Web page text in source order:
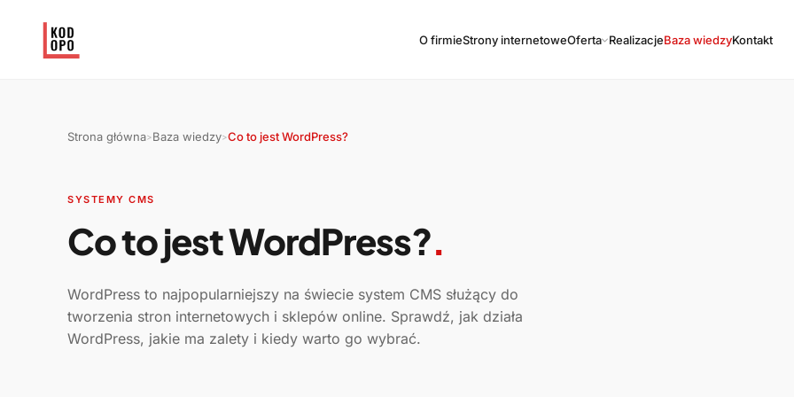
O firmieStrony internetoweOferta RealizacjeBaza wiedzyKontakt
Strona główna>Baza wiedzy>Co to jest WordPress?
SYSTEMY CMS
Co to jest WordPress?.
WordPress to najpopularniejszy na świecie system CMS służący do
tworzenia stron internetowych i sklepów online. Sprawdź, jak działa
WordPress, jakie ma zalety i kiedy warto go wybrać.